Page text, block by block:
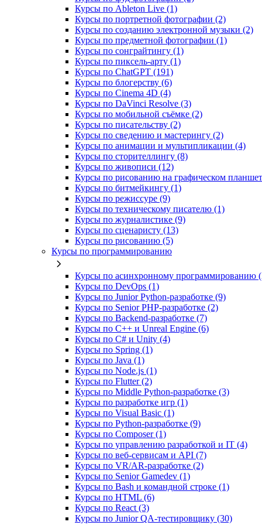
Курсы по Ableton Live (1)
Курсы по портретной фотографии (2)
Курсы по созданию электронной музыки (2)
Курсы по предметной фотографии (1)
Курсы по сонграйтингу (1)
Курсы по пиксель-арту (1)
Курсы по ChatGPT (191)
Курсы по блогерству (6)
Курсы по Cinema 4D (4)
Курсы по DaVinci Resolve (3)
Курсы по мобильной съёмке (2)
Курсы по писательству (2)
Курсы по сведению и мастерингу (2)
Курсы по анимации и мультипликации (4)
Курсы по сторителлингу (8)
Курсы по живописи (12)
Курсы по рисованию на графическом
Курсы по битмейкингу (1)
Курсы по режиссуре (9)
Курсы по техническому писателю (1)
Курсы по журналистике (9)
Курсы по сценаристу (13)
Курсы по рисованию (5)
Курсы по программированию
Курсы по асинхронному программированию
Курсы по DevOps (1)
Курсы по Junior Python-разработке (9)
Курсы по Senior PHP-разработке (2)
Курсы по Backend‑разработке (7)
Курсы по C++ и Unreal Engine (6)
Курсы по C# и Unity (4)
Курсы по Spring (1)
Курсы по Java (1)
Курсы по Node.js (1)
Курсы по Flutter (2)
Курсы по Middle Python-разработке (3)
Курсы по разработке игр (1)
Курсы по Visual Basic (1)
Курсы по Python-разработке (9)
Курсы по Composer (1)
Курсы по управлению разработкой и IT (4)
Курсы по веб‑сервисам и API (7)
Курсы по VR/AR‑разработке (2)
Курсы по Senior Gamedev (1)
Курсы по Bash и командной строке (1)
Курсы по HTML (6)
Курсы по React (3)
Курсы по Junior QA-тестировщику (30)